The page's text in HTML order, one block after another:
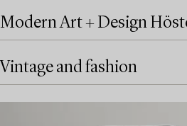
Modern Art + Design
Vintage and fashion